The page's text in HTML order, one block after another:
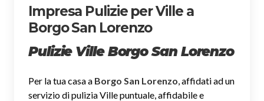
Impresa Pulizie per Ville a
Borgo San Lorenzo
Pulizie Ville Borgo San Lorenzo
Per la tua casa a Borgo San Lorenzo, affidati ad un
servizio di pulizia Ville puntuale, affidabile e